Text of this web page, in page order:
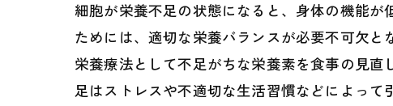
細胞が栄養不足の状態になると、身体の機能
ためには、適切な栄養バランスが必要不可欠
栄養療法として不足がちな栄養素を食事の見
足はストレスや不適切な生活習慣などによっ